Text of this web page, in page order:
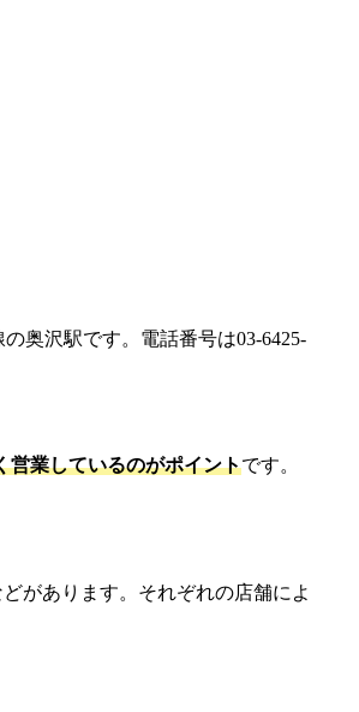
奥沢駅です。電話番号は03-6425-
営業しているのがポイントです。
があります。それぞれの店舗によ